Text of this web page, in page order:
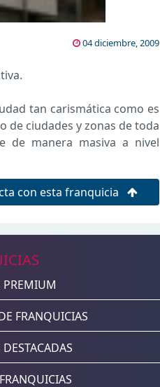
04 diciembre, 2009
tan carismática como es
de ciudades y zonas de toda
de manera masiva a nivel
con esta franquicia
PREMIUM
FRANQUICIAS